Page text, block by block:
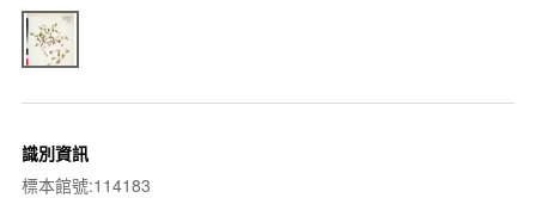
識別資訊
標本館號:114183